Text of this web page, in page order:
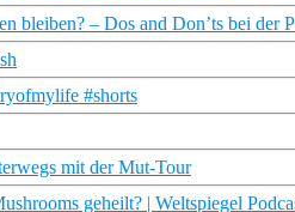
bleiben? – Dos and Don’ts bei der
#shorts
mit der Mut-Tour
geheilt? | Weltspiegel